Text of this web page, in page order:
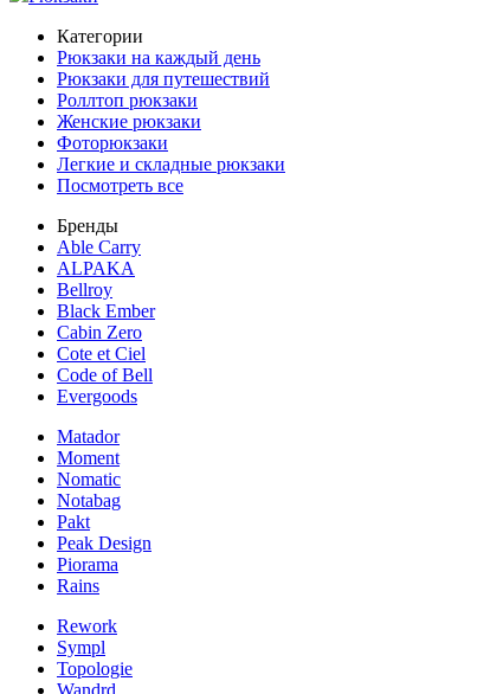
Категории
Рюкзаки на каждый день
Рюкзаки для путешествий
Роллтоп рюкзаки
Женские рюкзаки
Фоторюкзаки
Легкие и складные рюкзаки
Посмотреть все
Бренды
Able Carry
ALPAKA
Bellroy
Black Ember
Cabin Zero
Cote et Ciel
Code of Bell
Evergoods
Matador
Moment
Nomatic
Notabag
Pakt
Peak Design
Piorama
Rains
Rework
Sympl
Topologie
Wandrd